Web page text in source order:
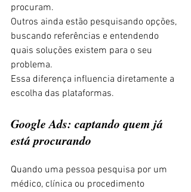
procuram.
Outros ainda estão pesquisando opções,
buscando referências e entendendo
quais soluções existem para o seu
problema.
Essa diferença influencia diretamente a
escolha das plataformas.
Google Ads: captando quem já
está procurando
Quando uma pessoa pesquisa por um
médico, clínica ou procedimento